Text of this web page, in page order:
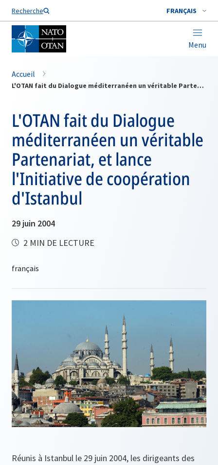
Recherche FRANÇAIS
Menu
Nom de famille*
Accueil
L'OTAN fait du Dialogue méditerranéen un véritable Partenariat, et lance l'Initiative de coopération d'Istanbul
L'OTAN fait du Dialogue
méditerranéen un véritable
Partenariat, et lance
l'Initiative de coopération
d'Istanbul
29 juin 2004
2 MIN DE LECTURE
Réunis à Istanbul le 29 juin 2004, les dirigeants des